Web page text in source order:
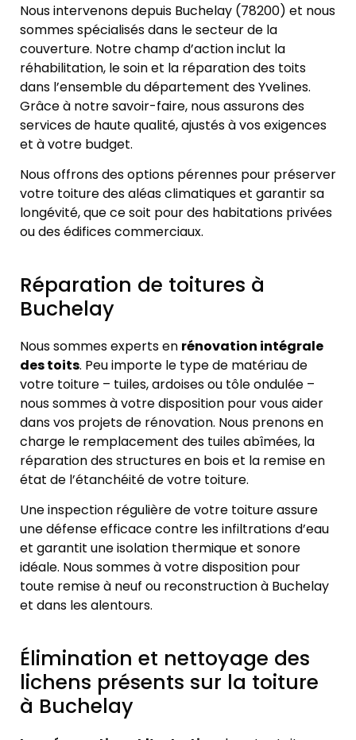
Nous intervenons depuis Buchelay (78200) et nous
sommes spécialisés dans le secteur de la
couverture. Notre champ d’action inclut la
réhabilitation, le soin et la réparation des toits
dans l’ensemble du département des Yvelines.
Grâce à notre savoir-faire, nous assurons des
services de haute qualité, ajustés à vos exigences
et à votre budget.
Nous offrons des options pérennes pour préserver
votre toiture des aléas climatiques et garantir sa
longévité, que ce soit pour des habitations privées
ou des édifices commerciaux.
Réparation de toitures à
Buchelay
Nous sommes experts en rénovation intégrale
des toits. Peu importe le type de matériau de
votre toiture – tuiles, ardoises ou tôle ondulée –
nous sommes à votre disposition pour vous aider
dans vos projets de rénovation. Nous prenons en
charge le remplacement des tuiles abîmées, la
réparation des structures en bois et la remise en
état de l’étanchéité de votre toiture.
Une inspection régulière de votre toiture assure
une défense efficace contre les infiltrations d’eau
et garantit une isolation thermique et sonore
idéale. Nous sommes à votre disposition pour
toute remise à neuf ou reconstruction à Buchelay
et dans les alentours.
Élimination et nettoyage des
lichens présents sur la toiture
à Buchelay